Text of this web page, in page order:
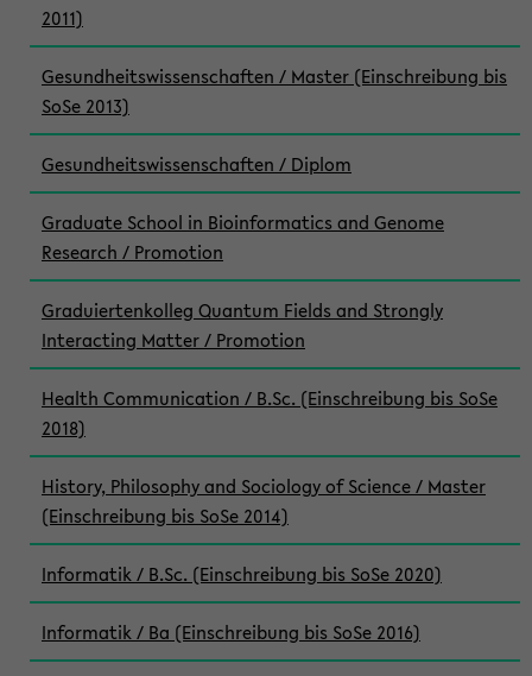
2011)
Gesundheitswissenschaften / Master (Einschreibung bis
SoSe 2013)
Gesundheitswissenschaften / Diplom
Graduate School in Bioinformatics and Genome
Research / Promotion
Graduiertenkolleg Quantum Fields and Strongly
Interacting Matter / Promotion
Health Communication / B.Sc. (Einschreibung bis SoSe
2018)
History, Philosophy and Sociology of Science / Master
(Einschreibung bis SoSe 2014)
Informatik / B.Sc. (Einschreibung bis SoSe 2020)
Informatik / Ba (Einschreibung bis SoSe 2016)